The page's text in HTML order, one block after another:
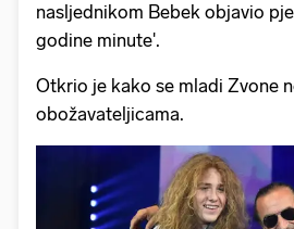
nasljednikom Bebek objavio
godine minute'.
Otkrio je kako se mladi Zvone
obožavateljicama.